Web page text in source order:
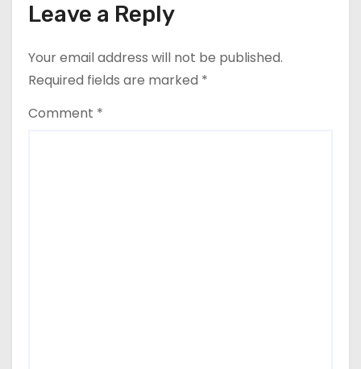
Leave a Reply
Your email address will not be published.
Required fields are marked *
Comment *